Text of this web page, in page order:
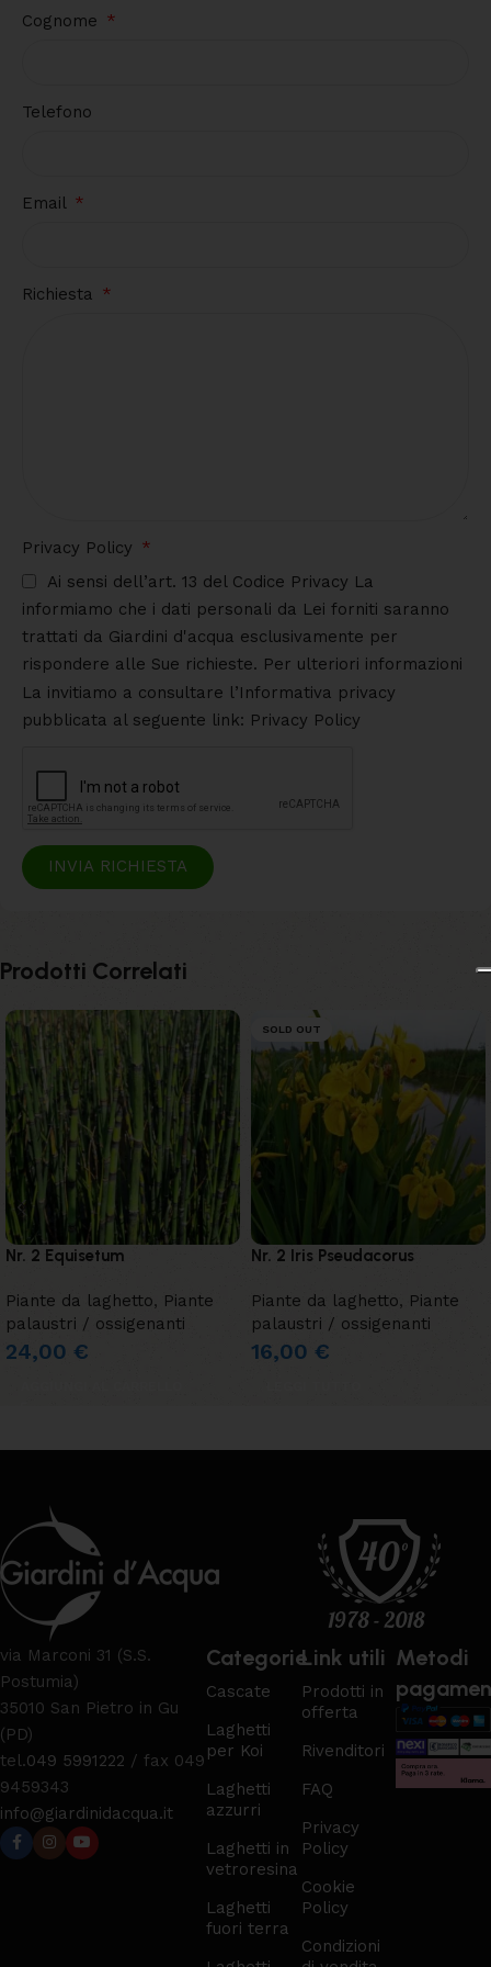
Cognome
Telefono
Email
Richiesta
Privacy Policy
Ai sensi dell’art. 13 del Codice Privacy La
informiamo che i dati personali da Lei forniti saranno
trattati da Giardini d'acqua esclusivamente per
rispondere alle Sue richieste. Per ulteriori informazioni
La invitiamo a consultare l’Informativa privacy
pubblicata al seguente link: Privacy Policy
INVIA RICHIESTA
Prodotti Correlati
Nr. 2 Equisetum
Piante da laghetto, Piante
palaustri / ossigenanti
24,00 €
SOLD OUT
Nr. 2 Iris Pseudacorus
Piante da laghetto, Piante
palaustri / ossigenanti
16,00 €
via Marconi 31 (S.S.
Postumia)
35010 San Pietro in Gu
(PD)
tel.049 5991222 / fax 049
9459343
info@giardinidacqua.it
Categorie
Cascate
Laghetti
per Koi
Laghetti
azzurri
Laghetti in
vetroresina
Laghetti
fuori terra
Link utili
Prodotti in
offerta
Rivenditori
FAQ
Privacy
Policy
Cookie
Policy
Condizioni
Metodi